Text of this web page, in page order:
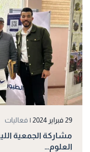
29 فبراير 2024 | فعاليات
مشاركة الجمعية
العلوم…